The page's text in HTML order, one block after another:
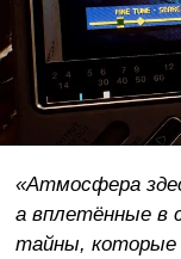
«Атмосфера
а вплетённые в
тайны,